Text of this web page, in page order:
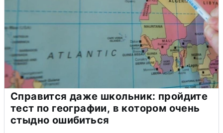
Справится даже школьник: пройдите
тест по географии, в котором очень
стыдно ошибиться